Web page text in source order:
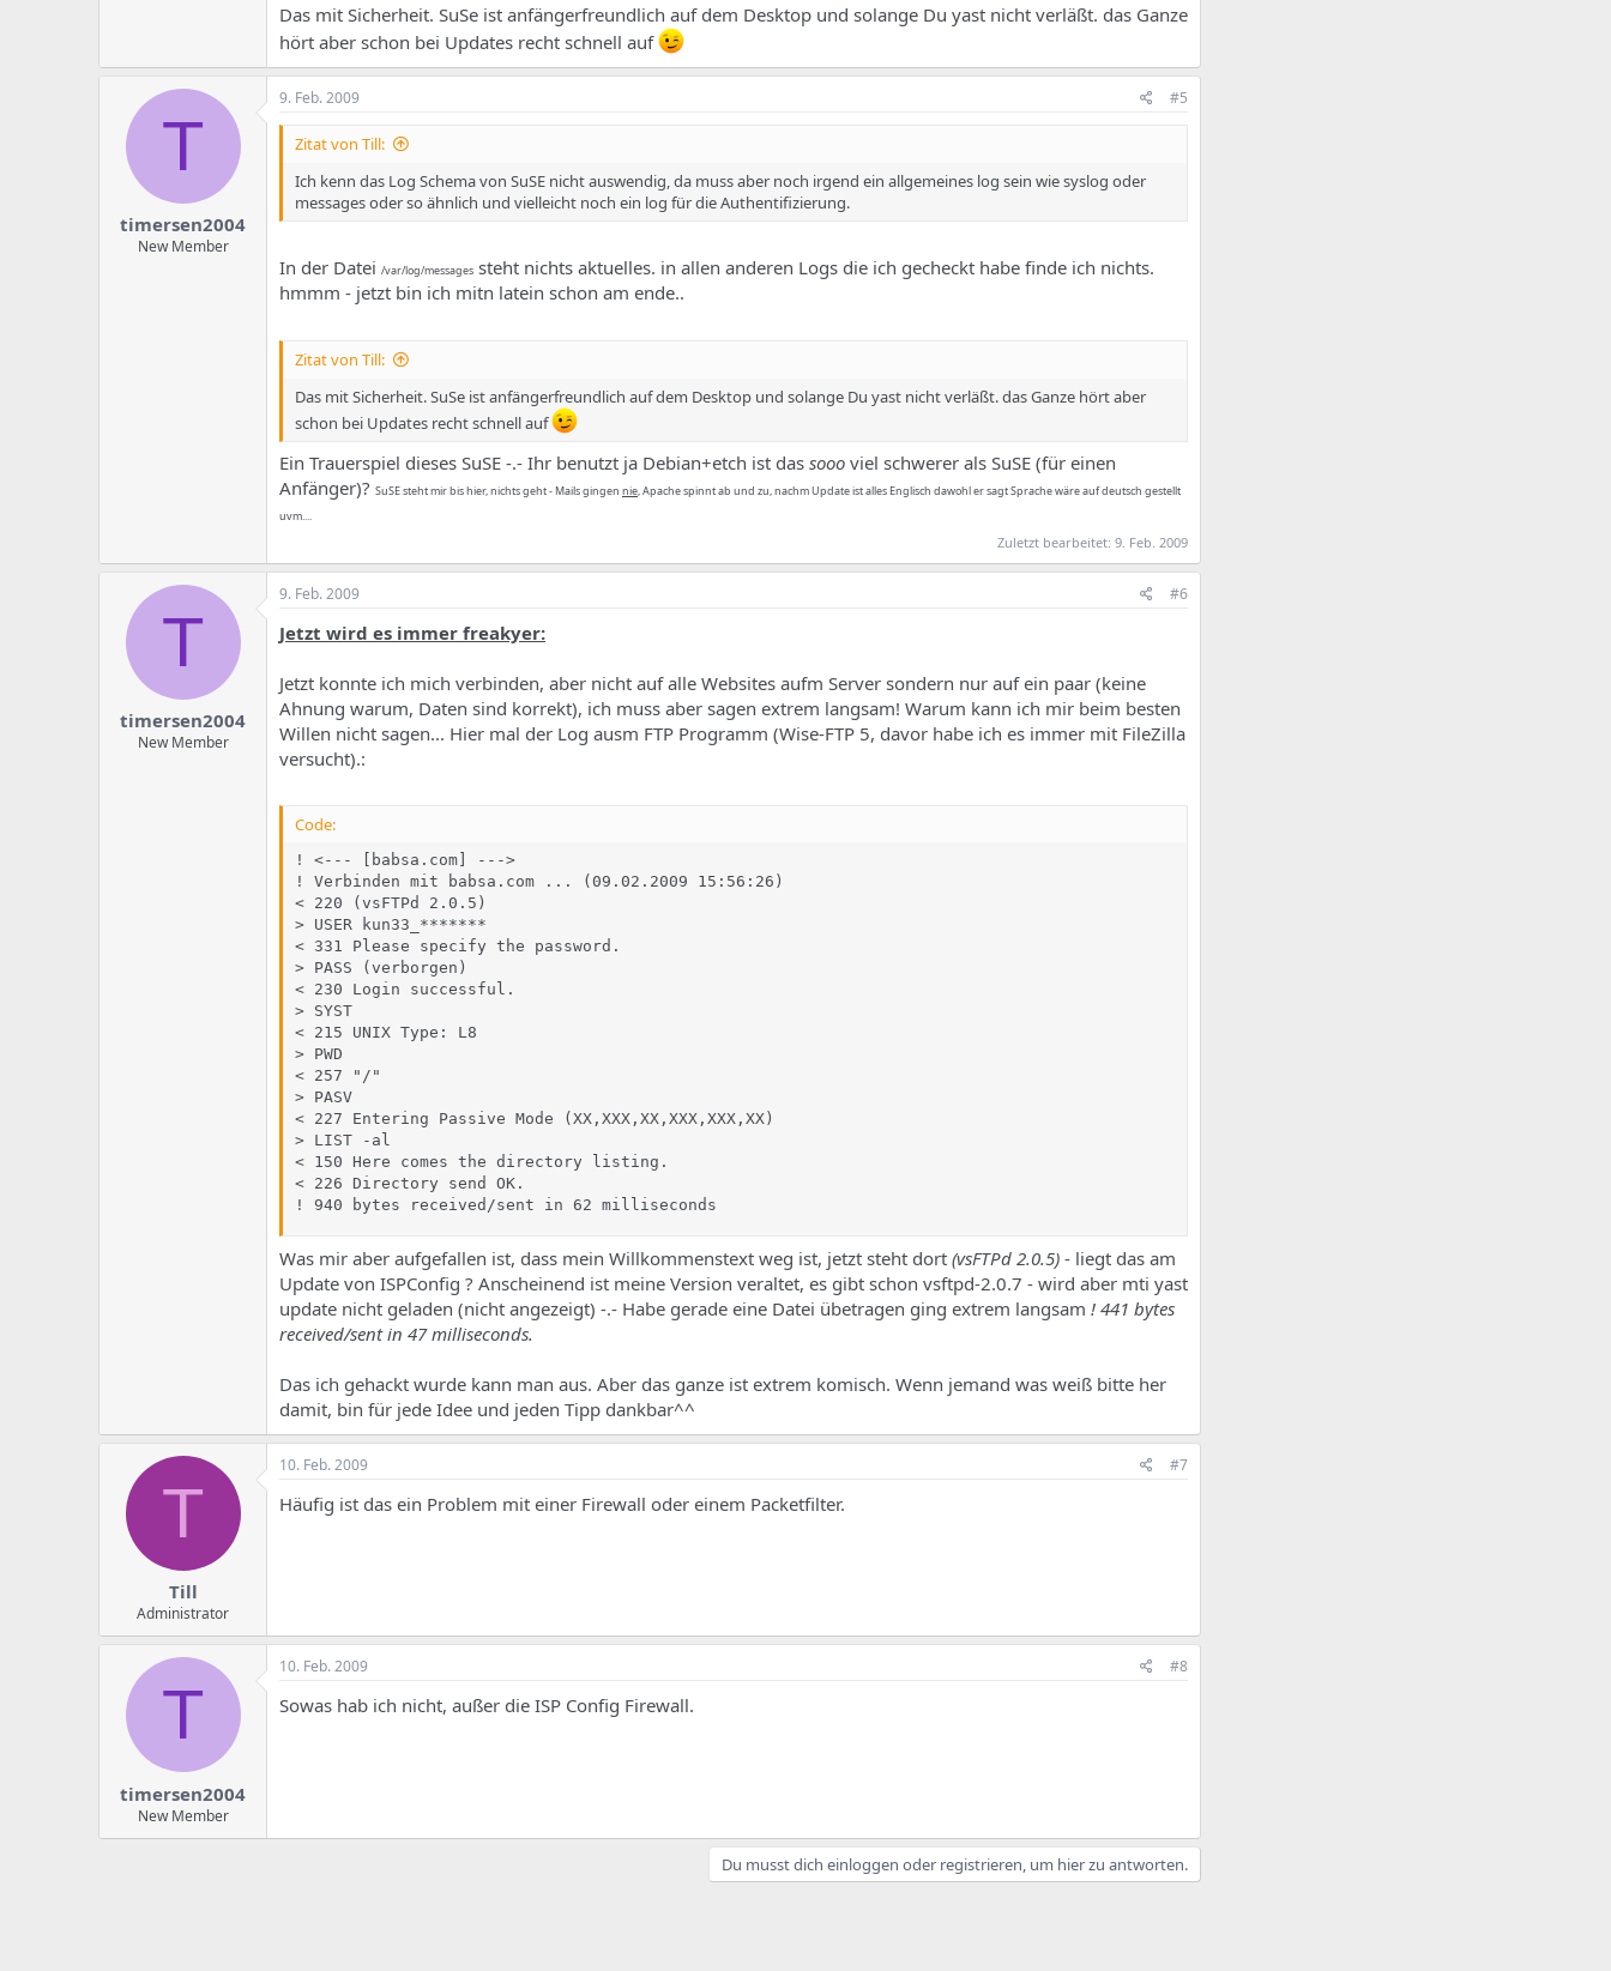
Das mit Sicherheit. SuSe ist anfängerfreundlich auf dem Desktop und solange Du yast nicht verläßt. das Ganze
hört aber schon bei Updates recht schnell auf
T
timersen2004
New Member
9. Feb. 2009 #5
Zitat von Till:
Ich kenn das Log Schema von SuSE nicht auswendig, da muss aber noch irgend ein allgemeines log sein wie syslog oder
messages oder so ähnlich und vielleicht noch ein log für die Authentifizierung.
In der Datei /var/log/messages steht nichts aktuelles. in allen anderen Logs die ich gecheckt habe finde ich nichts.
hmmm - jetzt bin ich mitn latein schon am ende..
Zitat von Till:
Das mit Sicherheit. SuSe ist anfängerfreundlich auf dem Desktop und solange Du yast nicht verläßt. das Ganze hört aber
schon bei Updates recht schnell auf
Ein Trauerspiel dieses SuSE -.- Ihr benutzt ja Debian+etch ist das sooo viel schwerer als SuSE (für einen
Anfänger)? SuSE steht mir bis hier, nichts geht - Mails gingen nie, Apache spinnt ab und zu, nachm Update ist alles Englisch dawohl er sagt Sprache wäre auf deutsch gestellt
uvm....
Zuletzt bearbeitet: 9. Feb. 2009
T
timersen2004
New Member
9. Feb. 2009 #6
Jetzt wird es immer freakyer:
Jetzt konnte ich mich verbinden, aber nicht auf alle Websites aufm Server sondern nur auf ein paar (keine
Ahnung warum, Daten sind korrekt), ich muss aber sagen extrem langsam! Warum kann ich mir beim besten
Willen nicht sagen... Hier mal der Log ausm FTP Programm (Wise-FTP 5, davor habe ich es immer mit FileZilla
versucht).:
Code:
! <--- [babsa.com] --->
! Verbinden mit babsa.com ... (09.02.2009 15:56:26)
< 220 (vsFTPd 2.0.5)
> USER kun33_*******
< 331 Please specify the password.
> PASS (verborgen)
< 230 Login successful.
> SYST
< 215 UNIX Type: L8
> PWD
< 257 "/"
> PASV
< 227 Entering Passive Mode (XX,XXX,XX,XXX,XXX,XX)
> LIST -al
< 150 Here comes the directory listing.
< 226 Directory send OK.
! 940 bytes received/sent in 62 milliseconds
Was mir aber aufgefallen ist, dass mein Willkommenstext weg ist, jetzt steht dort (vsFTPd 2.0.5) - liegt das am
Update von ISPConfig ? Anscheinend ist meine Version veraltet, es gibt schon vsftpd-2.0.7 - wird aber mti yast
update nicht geladen (nicht angezeigt) -.- Habe gerade eine Datei übetragen ging extrem langsam ! 441 bytes
received/sent in 47 milliseconds.
Das ich gehackt wurde kann man aus. Aber das ganze ist extrem komisch. Wenn jemand was weiß bitte her
damit, bin für jede Idee und jeden Tipp dankbar^^
T
Till
Administrator
10. Feb. 2009 #7
Häufig ist das ein Problem mit einer Firewall oder einem Packetfilter.
T
timersen2004
New Member
10. Feb. 2009 #8
Sowas hab ich nicht, außer die ISP Config Firewall.
Du musst dich einloggen oder registrieren, um hier zu antworten.